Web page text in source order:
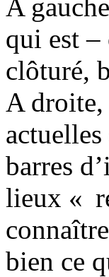
A
qui est –
clôturé,
A droite,
barres
lieux «
bien ce